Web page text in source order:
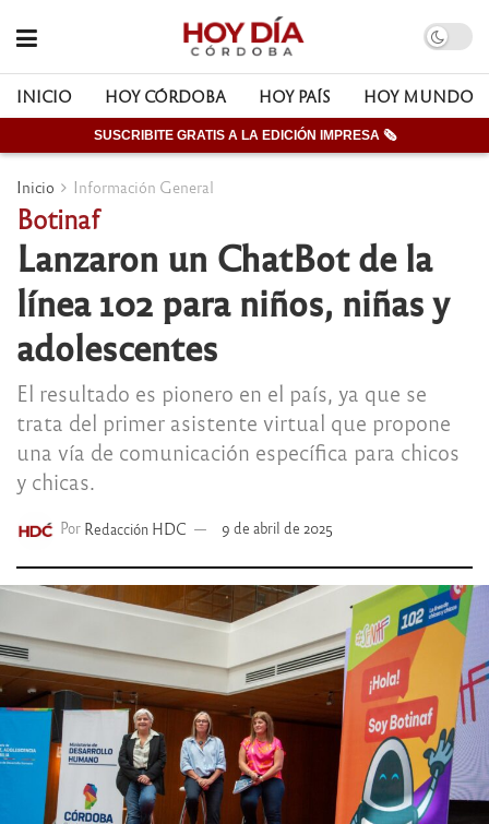
INICIO HOY CÓRDOBA HOY PAÍS HOY MUNDO
SUSCRIBITE GRATIS A LA EDICIÓN IMPRESA 🗞
Inicio Información General
Botinaf
Lanzaron un ChatBot de la
línea 102 para niños, niñas y
adolescentes
El resultado es pionero en el país, ya que se
trata del primer asistente virtual que propone
una vía de comunicación específica para chicos
y chicas.
Por Redacción HDC 9 de abril de 2025